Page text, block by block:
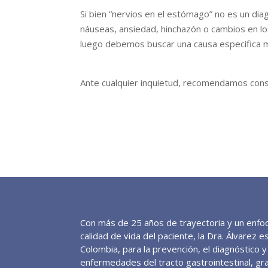
Si bien “nervios en el estómago” no es un
náuseas, ansiedad, hinchazón o cambios
luego debemos buscar una causa
Ante cualquier inquietud, recomendamos
Con más de 25 años de trayectoria y un
calidad de vida del paciente, la Dra. Álvarez
Colombia, para la prevención, el
enfermedades del tracto gastrointestinal,